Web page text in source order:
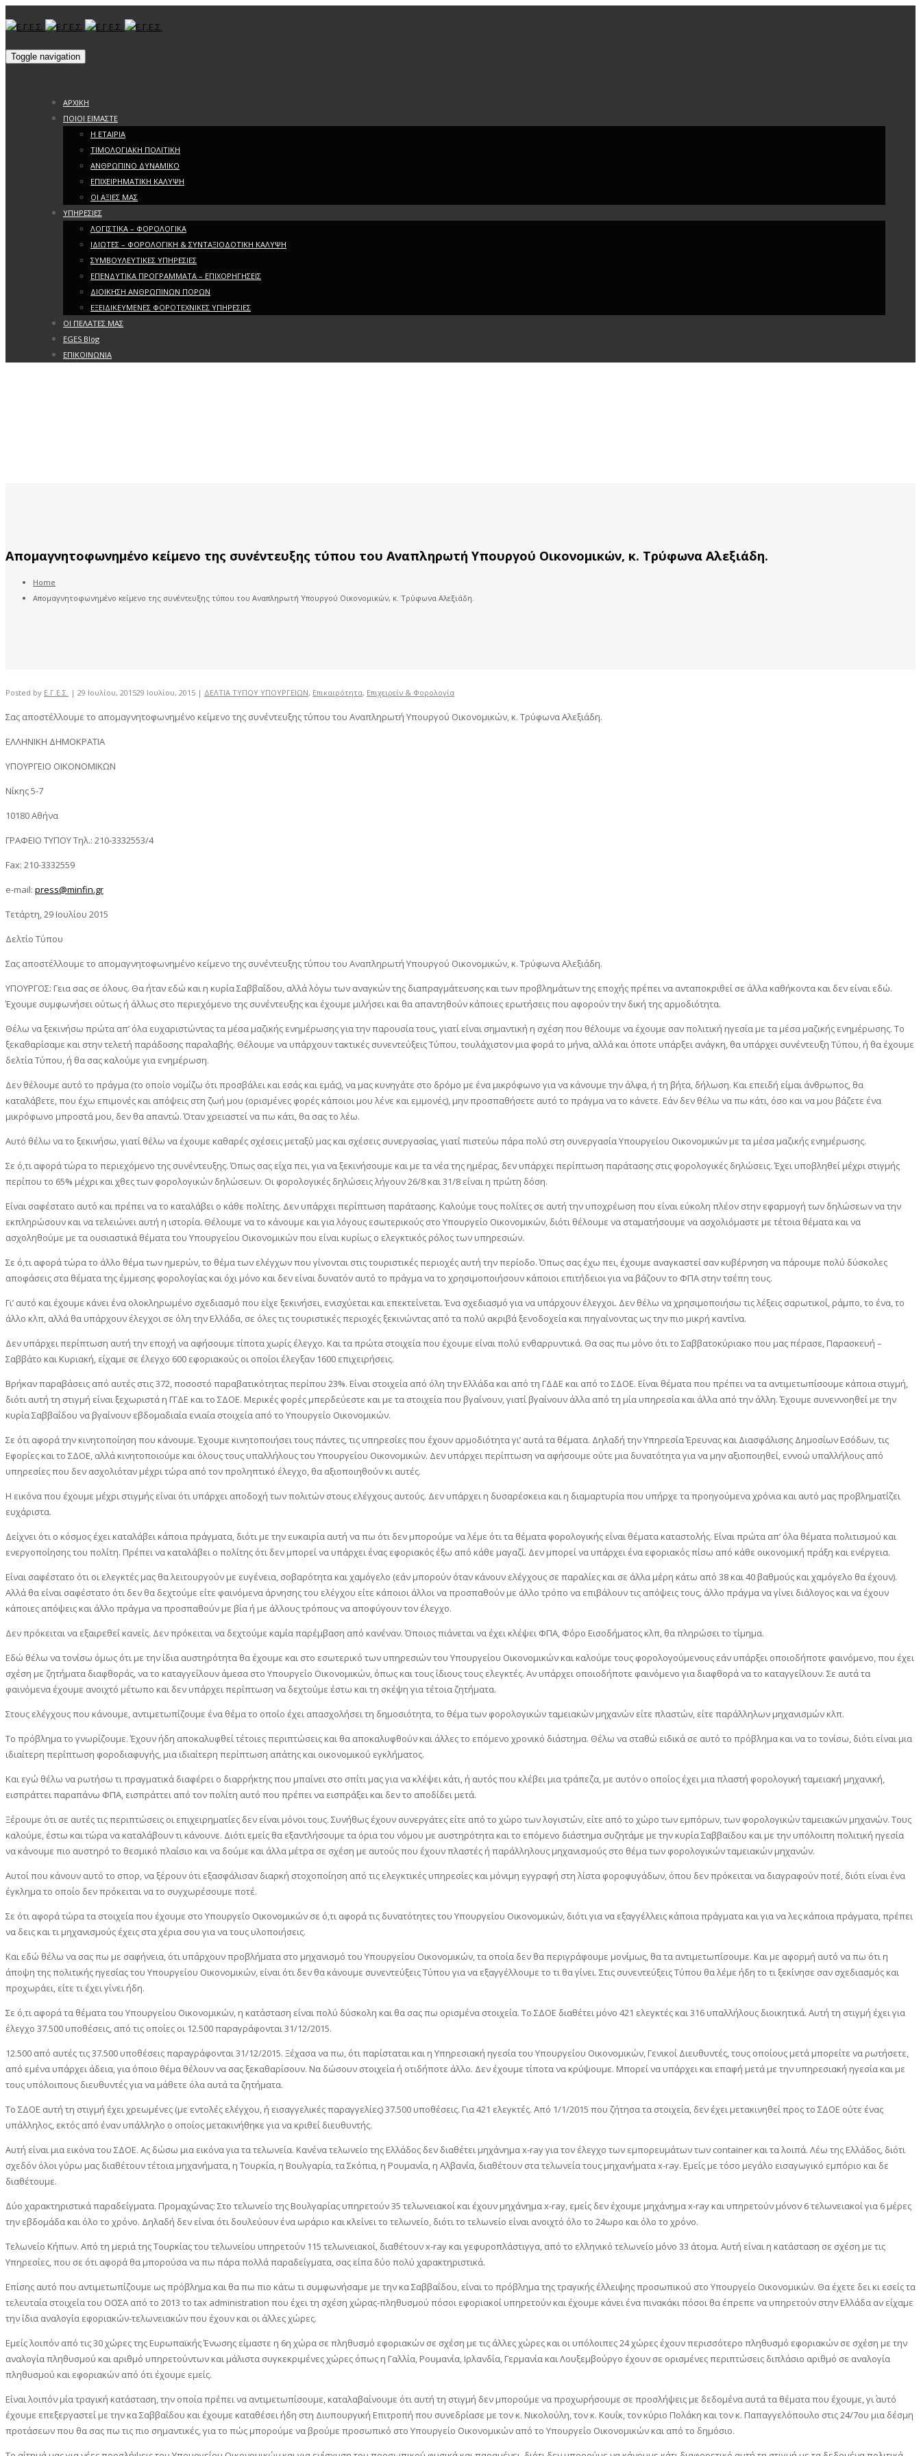
Toggle navigation
ΑΡΧΙΚΗ
ΠΟΙΟΙ ΕΙΜΑΣΤΕ
Η ΕΤΑΙΡΙΑ
ΤΙΜΟΛΟΓΙΑΚΗ ΠΟΛΙΤΙΚΗ
ΑΝΘΡΩΠΙΝΟ ΔΥΝΑΜΙΚΟ
ΕΠΙΧΕΙΡΗΜΑΤΙΚΗ ΚΑΛΥΨΗ
ΟΙ ΑΞΙΕΣ ΜΑΣ
ΥΠΗΡΕΣΙΕΣ
ΛΟΓΙΣΤΙΚΑ – ΦΟΡΟΛΟΓΙΚΑ
ΙΔΙΩΤΕΣ – ΦΟΡΟΛΟΓΙΚΗ & ΣΥΝΤΑΞΙΟΔΟΤΙΚΗ ΚΑΛΥΨΗ
ΣΥΜΒΟΥΛΕΥΤΙΚΕΣ ΥΠΗΡΕΣΙΕΣ
ΕΠΕΝΔΥΤΙΚΑ ΠΡΟΓΡΑΜΜΑΤΑ – ΕΠΙΧΟΡΗΓΗΣΕΙΣ
ΔΙΟΙΚΗΣΗ ΑΝΘΡΩΠΙΝΩΝ ΠΟΡΩΝ
ΕΞΕΙΔΙΚΕΥΜΕΝΕΣ ΦΟΡΟΤΕΧΝΙΚΕΣ ΥΠΗΡΕΣΙΕΣ
ΟΙ ΠΕΛΑΤΕΣ ΜΑΣ
EGES Blog
ΕΠΙΚΟΙΝΩΝΙΑ
Απομαγνητοφωνημένο κείμενο της συνέντευξης τύπου του Αναπληρωτή Υπουργού Οικονομικών, κ. Τρύφωνα Αλεξιάδη.
Home
Απομαγνητοφωνημένο κείμενο της συνέντευξης τύπου του Αναπληρωτή Υπουργού Οικονομικών, κ. Τρύφωνα Αλεξιάδη.
Posted by Ε.Γ.Ε.Σ. | 29 Ιουλίου, 201529 Ιουλίου, 2015 | ΔΕΛΤΙΑ ΤΥΠΟΥ ΥΠΟΥΡΓΕΙΩΝ, Επικαιρότητα, Επιχειρείν & Φορολογία
Σας αποστέλλουμε το απομαγνητοφωνημένο κείμενο της συνέντευξης τύπου του Αναπληρωτή Υπουργού Οικονομικών, κ. Τρύφωνα Αλεξιάδη.
ΕΛΛΗΝΙΚΗ ΔΗΜΟΚΡΑΤΙΑ
ΥΠΟΥΡΓΕΙΟ ΟΙΚΟΝΟΜΙΚΩΝ
Νίκης 5-7
10180 Αθήνα
ΓΡΑΦΕΙΟ ΤΥΠΟΥ Tηλ.: 210-3332553/4
Fax: 210-3332559
e-mail: press@minfin.gr
Τετάρτη, 29 Ιουλίου 2015
Δελτίο Τύπου
Σας αποστέλλουμε το απομαγνητοφωνημένο κείμενο της συνέντευξης τύπου του Αναπληρωτή Υπουργού Οικονομικών, κ. Τρύφωνα Αλεξιάδη.
ΥΠΟΥΡΓΟΣ: Γεια σας σε όλους. Θα ήταν εδώ και η κυρία Σαββαΐδου, αλλά λόγω των αναγκών της διαπραγμάτευσης και των προβλημάτων της εποχής πρέπει να ανταποκριθεί σε άλλα καθήκοντα και δεν είναι εδώ.
Έχουμε συμφωνήσει ούτως ή άλλως στο περιεχόμενο της συνέντευξης και έχουμε μιλήσει και θα απαντηθούν κάποιες ερωτήσεις που αφορούν την δική της αρμοδιότητα.
Θέλω να ξεκινήσω πρώτα απ’ όλα ευχαριστώντας τα μέσα μαζικής ενημέρωσης για την παρουσία τους, γιατί είναι σημαντική η σχέση που θέλουμε να έχουμε σαν πολιτική ηγεσία με τα μέσα μαζικής ενημέρωσης. Το
ξεκαθαρίσαμε και στην τελετή παράδοσης παραλαβής. Θέλουμε να υπάρχουν τακτικές συνεντεύξεις Τύπου, τουλάχιστον μια φορά το μήνα, αλλά και όποτε υπάρξει ανάγκη, θα υπάρχει συνέντευξη Τύπου, ή θα έχουμε
δελτία Τύπου, ή θα σας καλούμε για ενημέρωση.
Δεν θέλουμε αυτό το πράγμα (το οποίο νομίζω ότι προσβάλει και εσάς και εμάς), να μας κυνηγάτε στο δρόμο με ένα μικρόφωνο για να κάνουμε την άλφα, ή τη βήτα, δήλωση. Και επειδή είμαι άνθρωπος, θα
καταλάβετε, που έχω επιμονές και απόψεις στη ζωή μου (ορισμένες φορές κάποιοι μου λένε και εμμονές), μην προσπαθήσετε αυτό το πράγμα να το κάνετε. Εάν δεν θέλω να πω κάτι, όσο και να μου βάζετε ένα
μικρόφωνο μπροστά μου, δεν θα απαντώ. Όταν χρειαστεί να πω κάτι, θα σας το λέω.
Αυτό θέλω να το ξεκινήσω, γιατί θέλω να έχουμε καθαρές σχέσεις μεταξύ μας και σχέσεις συνεργασίας, γιατί πιστεύω πάρα πολύ στη συνεργασία Υπουργείου Οικονομικών με τα μέσα μαζικής ενημέρωσης.
Σε ό,τι αφορά τώρα το περιεχόμενο της συνέντευξης. Όπως σας είχα πει, για να ξεκινήσουμε και με τα νέα της ημέρας, δεν υπάρχει περίπτωση παράτασης στις φορολογικές δηλώσεις. Έχει υποβληθεί μέχρι στιγμής
περίπου το 65% μέχρι και χθες των φορολογικών δηλώσεων. Οι φορολογικές δηλώσεις λήγουν 26/8 και 31/8 είναι η πρώτη δόση.
Είναι σαφέστατο αυτό και πρέπει να το καταλάβει ο κάθε πολίτης. Δεν υπάρχει περίπτωση παράτασης. Καλούμε τους πολίτες σε αυτή την υποχρέωση που είναι εύκολη πλέον στην εφαρμογή των δηλώσεων να την
εκπληρώσουν και να τελειώνει αυτή η ιστορία. Θέλουμε να το κάνουμε και για λόγους εσωτερικούς στο Υπουργείο Οικονομικών, διότι θέλουμε να σταματήσουμε να ασχολιόμαστε με τέτοια θέματα και να
ασχοληθούμε με τα ουσιαστικά θέματα του Υπουργείου Οικονομικών που είναι κυρίως ο ελεγκτικός ρόλος των υπηρεσιών.
Σε ό,τι αφορά τώρα το άλλο θέμα των ημερών, το θέμα των ελέγχων που γίνονται στις τουριστικές περιοχές αυτή την περίοδο. Όπως σας έχω πει, έχουμε αναγκαστεί σαν κυβέρνηση να πάρουμε πολύ δύσκολες
αποφάσεις στα θέματα της έμμεσης φορολογίας και όχι μόνο και δεν είναι δυνατόν αυτό το πράγμα να το χρησιμοποιήσουν κάποιοι επιτήδειοι για να βάζουν το ΦΠΑ στην τσέπη τους.
Γι’ αυτό και έχουμε κάνει ένα ολοκληρωμένο σχεδιασμό που είχε ξεκινήσει, ενισχύεται και επεκτείνεται. Ένα σχεδιασμό για να υπάρχουν έλεγχοι. Δεν θέλω να χρησιμοποιήσω τις λέξεις σαρωτικοί, ράμπο, το ένα, το
άλλο κλπ, αλλά θα υπάρχουν έλεγχοι σε όλη την Ελλάδα, σε όλες τις τουριστικές περιοχές ξεκινώντας από τα πολύ ακριβά ξενοδοχεία και πηγαίνοντας ως την πιο μικρή καντίνα.
Δεν υπάρχει περίπτωση αυτή την εποχή να αφήσουμε τίποτα χωρίς έλεγχο. Και τα πρώτα στοιχεία που έχουμε είναι πολύ ενθαρρυντικά. Θα σας πω μόνο ότι το Σαββατοκύριακο που μας πέρασε, Παρασκευή –
Σαββάτο και Κυριακή, είχαμε σε έλεγχο 600 εφοριακούς οι οποίοι έλεγξαν 1600 επιχειρήσεις.
Βρήκαν παραβάσεις από αυτές στις 372, ποσοστό παραβατικότητας περίπου 23%. Είναι στοιχεία από όλη την Ελλάδα και από τη ΓΔΔΕ και από το ΣΔΟΕ. Είναι θέματα που πρέπει να τα αντιμετωπίσουμε κάποια στιγμή,
διότι αυτή τη στιγμή είναι ξεχωριστά η ΓΓΔΕ και το ΣΔΟΕ. Μερικές φορές μπερδεύεστε και με τα στοιχεία που βγαίνουν, γιατί βγαίνουν άλλα από τη μία υπηρεσία και άλλα από την άλλη. Έχουμε συνεννοηθεί με την
κυρία Σαββαΐδου να βγαίνουν εβδομαδιαία ενιαία στοιχεία από το Υπουργείο Οικονομικών.
Σε ότι αφορά την κινητοποίηση που κάνουμε. Έχουμε κινητοποιήσει τους πάντες, τις υπηρεσίες που έχουν αρμοδιότητα γι’ αυτά τα θέματα. Δηλαδή την Υπηρεσία Έρευνας και Διασφάλισης Δημοσίων Εσόδων, τις
Εφορίες και το ΣΔΟΕ, αλλά κινητοποιούμε και όλους τους υπαλλήλους του Υπουργείου Οικονομικών. Δεν υπάρχει περίπτωση να αφήσουμε ούτε μια δυνατότητα για να μην αξιοποιηθεί, εννοώ υπαλλήλους από
υπηρεσίες που δεν ασχολιόταν μέχρι τώρα από τον προληπτικό έλεγχο, θα αξιοποιηθούν κι αυτές.
Η εικόνα που έχουμε μέχρι στιγμής είναι ότι υπάρχει αποδοχή των πολιτών στους ελέγχους αυτούς. Δεν υπάρχει η δυσαρέσκεια και η διαμαρτυρία που υπήρχε τα προηγούμενα χρόνια και αυτό μας προβληματίζει
ευχάριστα.
Δείχνει ότι ο κόσμος έχει καταλάβει κάποια πράγματα, διότι με την ευκαιρία αυτή να πω ότι δεν μπορούμε να λέμε ότι τα θέματα φορολογικής είναι θέματα καταστολής. Είναι πρώτα απ’ όλα θέματα πολιτισμού και
ενεργοποίησης του πολίτη. Πρέπει να καταλάβει ο πολίτης ότι δεν μπορεί να υπάρχει ένας εφοριακός έξω από κάθε μαγαζί. Δεν μπορεί να υπάρχει ένα εφοριακός πίσω από κάθε οικονομική πράξη και ενέργεια.
Είναι σαφέστατο ότι οι ελεγκτές μας θα λειτουργούν με ευγένεια, σοβαρότητα και χαμόγελο (εάν μπορούν όταν κάνουν ελέγχους σε παραλίες και σε άλλα μέρη κάτω από 38 και 40 βαθμούς και χαμόγελο θα έχουν).
Αλλά θα είναι σαφέστατο ότι δεν θα δεχτούμε είτε φαινόμενα άρνησης του ελέγχου είτε κάποιοι άλλοι να προσπαθούν με άλλο τρόπο να επιβάλουν τις απόψεις τους, άλλο πράγμα να γίνει διάλογος και να έχουν
κάποιες απόψεις και άλλο πράγμα να προσπαθούν με βία ή με άλλους τρόπους να αποφύγουν τον έλεγχο.
Δεν πρόκειται να εξαιρεθεί κανείς. Δεν πρόκειται να δεχτούμε καμία παρέμβαση από κανέναν. Όποιος πιάνεται να έχει κλέψει ΦΠΑ, Φόρο Εισοδήματος κλπ, θα πληρώσει το τίμημα.
Εδώ θέλω να τονίσω όμως ότι με την ίδια αυστηρότητα θα έχουμε και στο εσωτερικό των υπηρεσιών του Υπουργείου Οικονομικών και καλούμε τους φορολογούμενους εάν υπάρξει οποιοδήποτε φαινόμενο, που έχει
σχέση με ζητήματα διαφθοράς, να το καταγγείλουν άμεσα στο Υπουργείο Οικονομικών, όπως και τους ίδιους τους ελεγκτές. Αν υπάρχει οποιοδήποτε φαινόμενο για διαφθορά να το καταγγείλουν. Σε αυτά τα
φαινόμενα έχουμε ανοιχτό μέτωπο και δεν υπάρχει περίπτωση να δεχτούμε έστω και τη σκέψη για τέτοια ζητήματα.
Στους ελέγχους που κάνουμε, αντιμετωπίζουμε ένα θέμα το οποίο έχει απασχολήσει τη δημοσιότητα, το θέμα των φορολογικών ταμειακών μηχανών είτε πλαστών, είτε παράλληλων μηχανισμών κλπ.
Το πρόβλημα το γνωρίζουμε. Έχουν ήδη αποκαλυφθεί τέτοιες περιπτώσεις και θα αποκαλυφθούν και άλλες το επόμενο χρονικό διάστημα. Θέλω να σταθώ ειδικά σε αυτό το πρόβλημα και να το τονίσω, διότι είναι μια
ιδιαίτερη περίπτωση φοροδιαφυγής, μια ιδιαίτερη περίπτωση απάτης και οικονομικού εγκλήματος.
Και εγώ θέλω να ρωτήσω τι πραγματικά διαφέρει ο διαρρήκτης που μπαίνει στο σπίτι μας για να κλέψει κάτι, ή αυτός που κλέβει μια τράπεζα, με αυτόν ο οποίος έχει μια πλαστή φορολογική ταμειακή μηχανική,
εισπράττει παραπάνω ΦΠΑ, εισπράττει από τον πολίτη αυτό που πρέπει να εισπράξει και δεν το αποδίδει μετά.
Ξέρουμε ότι σε αυτές τις περιπτώσεις οι επιχειρηματίες δεν είναι μόνοι τους. Συνήθως έχουν συνεργάτες είτε από το χώρο των λογιστών, είτε από το χώρο των εμπόρων, των φορολογικών ταμειακών μηχανών. Τους
καλούμε, έστω και τώρα να καταλάβουν τι κάνουνε. Διότι εμείς θα εξαντλήσουμε τα όρια του νόμου με αυστηρότητα και το επόμενο διάστημα συζητάμε με την κυρία Σαββαϊδου και με την υπόλοιπη πολιτική ηγεσία
να κάνουμε πιο αυστηρό το θεσμικό πλαίσιο και να δούμε και άλλα μέτρα σε σχέση με αυτούς που έχουν πλαστές ή παράλληλους μηχανισμούς στο θέμα των φορολογικών ταμειακών μηχανών.
Αυτοί που κάνουν αυτό το σπορ, να ξέρουν ότι εξασφάλισαν διαρκή στοχοποίηση από τις ελεγκτικές υπηρεσίες και μόνιμη εγγραφή στη λίστα φοροφυγάδων, όπου δεν πρόκειται να διαγραφούν ποτέ, διότι είναι ένα
έγκλημα το οποίο δεν πρόκειται να το συγχωρέσουμε ποτέ.
Σε ότι αφορά τώρα τα στοιχεία που έχουμε στο Υπουργείο Οικονομικών σε ό,τι αφορά τις δυνατότητες του Υπουργείου Οικονομικών, διότι για να εξαγγέλλεις κάποια πράγματα και για να λες κάποια πράγματα, πρέπει
να δεις και τι μηχανισμούς έχεις στα χέρια σου για να τους υλοποιήσεις.
Και εδώ θέλω να σας πω με σαφήνεια, ότι υπάρχουν προβλήματα στο μηχανισμό του Υπουργείου Οικονομικών, τα οποία δεν θα περιγράφουμε μονίμως, θα τα αντιμετωπίσουμε. Και με αφορμή αυτό να πω ότι η
άποψη της πολιτικής ηγεσίας του Υπουργείου Οικονομικών, είναι ότι δεν θα κάνουμε συνεντεύξεις Τύπου για να εξαγγέλλουμε το τι θα γίνει. Στις συνεντεύξεις Τύπου θα λέμε ήδη το τι ξεκίνησε σαν σχεδιασμός και
προχωράει, είτε τι έχει γίνει ήδη.
Σε ό,τι αφορά τα θέματα του Υπουργείου Οικονομικών, η κατάσταση είναι πολύ δύσκολη και θα σας πω ορισμένα στοιχεία. Το ΣΔΟΕ διαθέτει μόνο 421 ελεγκτές και 316 υπαλλήλους διοικητικά. Αυτή τη στιγμή έχει για
έλεγχο 37.500 υποθέσεις, από τις οποίες οι 12.500 παραγράφονται 31/12/2015.
12.500 από αυτές τις 37.500 υποθέσεις παραγράφονται 31/12/2015. Ξέχασα να πω, ότι παρίσταται και η Υπηρεσιακή ηγεσία του Υπουργείου Οικονομικών, Γενικοί Διευθυντές, τους οποίους μετά μπορείτε να ρωτήσετε,
από εμένα υπάρχει άδεια, για όποιο θέμα θέλουν να σας ξεκαθαρίσουν. Να δώσουν στοιχεία ή οτιδήποτε άλλο. Δεν έχουμε τίποτα να κρύψουμε. Μπορεί να υπάρχει και επαφή μετά με την υπηρεσιακή ηγεσία και με
τους υπόλοιπους διευθυντές για να μάθετε όλα αυτά τα ζητήματα.
Το ΣΔΟΕ αυτή τη στιγμή έχει χρεωμένες (με εντολές ελέγχου, ή εισαγγελικές παραγγελίες) 37.500 υποθέσεις. Για 421 ελεγκτές. Από 1/1/2015 που ζήτησα τα στοιχεία, δεν έχει μετακινηθεί προς το ΣΔΟΕ ούτε ένας
υπάλληλος, εκτός από έναν υπάλληλο ο οποίος μετακινήθηκε για να κριθεί διευθυντής.
Αυτή είναι μια εικόνα του ΣΔΟΕ. Ας δώσω μια εικόνα για τα τελωνεία. Κανένα τελωνείο της Ελλάδος δεν διαθέτει μηχάνημα x-ray για τον έλεγχο των εμπορευμάτων των container και τα λοιπά. Λέω της Ελλάδος, διότι
σχεδόν όλοι γύρω μας διαθέτουν τέτοια μηχανήματα, η Τουρκία, η Βουλγαρία, τα Σκόπια, η Ρουμανία, η Αλβανία, διαθέτουν στα τελωνεία τους μηχανήματα x-ray. Εμείς με τόσο μεγάλο εισαγωγικό εμπόριο και δε
διαθέτουμε.
Δύο χαρακτηριστικά παραδείγματα. Προμαχώνας: Στο τελωνείο της Βουλγαρίας υπηρετούν 35 τελωνειακοί και έχουν μηχάνημα x-ray, εμείς δεν έχουμε μηχάνημα x-ray και υπηρετούν μόνον 6 τελωνειακοί για 6 μέρες
την εβδομάδα και όλο το χρόνο. Δηλαδή δεν είναι ότι δουλεύουν ένα ωράριο και κλείνει το τελωνείο, διότι το τελωνείο είναι ανοιχτό όλο το 24ωρο και όλο το χρόνο.
Τελωνείο Κήπων. Από τη μεριά της Τουρκίας του τελωνείου υπηρετούν 115 τελωνειακοί, διαθέτουν x-ray και γεφυροπλάστιγγα, από το ελληνικό τελωνείο μόνο 33 άτομα. Αυτή είναι η κατάσταση σε σχέση με τις
Υπηρεσίες, που σε ότι αφορά θα μπορούσα να πω πάρα πολλά παραδείγματα, σας είπα δύο πολύ χαρακτηριστικά.
Επίσης αυτό που αντιμετωπίζουμε ως πρόβλημα και θα πω πιο κάτω τι συμφωνήσαμε με την κα Σαββαΐδου, είναι το πρόβλημα της τραγικής έλλειψης προσωπικού στο Υπουργείο Οικονομικών. Θα έχετε δει κι εσείς τα
τελευταία στοιχεία του ΟΟΣΑ από το 2013 το tax administration που έχει τη σχέση χώρας-πληθυσμού πόσοι εφοριακοί υπηρετούν και έχουμε κάνει ένα πινακάκι πόσοι θα έπρεπε να υπηρετούν στην Ελλάδα αν είχαμε
την ίδια αναλογία εφοριακών-τελωνειακών που έχουν και οι άλλες χώρες.
Εμείς λοιπόν από τις 30 χώρες της Ευρωπαϊκής Ένωσης είμαστε η 6η χώρα σε πληθυσμό εφοριακών σε σχέση με τις άλλες χώρες και οι υπόλοιπες 24 χώρες έχουν περισσότερο πληθυσμό εφοριακών σε σχέση με την
αναλογία πληθυσμού και αριθμό υπηρετούντων και μάλιστα συγκεκριμένες χώρες όπως η Γαλλία, Ρουμανία, Ιρλανδία, Γερμανία και Λουξεμβούργο έχουν σε ορισμένες περιπτώσεις διπλάσιο αριθμό σε αναλογία
πληθυσμού και εφοριακών από ότι έχουμε εμείς.
Είναι λοιπόν μία τραγική κατάσταση, την οποία πρέπει να αντιμετωπίσουμε, καταλαβαίνουμε ότι αυτή τη στιγμή δεν μπορούμε να προχωρήσουμε σε προσλήψεις με δεδομένα αυτά τα θέματα που έχουμε, γι΄ αυτό
έχουμε επεξεργαστεί με την κα Σαββαΐδου και έχουμε καταθέσει ήδη στη Διυπουργική Επιτροπή που συνεδρίασε με τον κ. Νικολούλη, τον κ. Κουΐκ, τον κύριο Πολάκη και τον κ. Παπαγγελόπουλο στις 24/7ου μια δέσμη
προτάσεων που θα σας πω τις πιο σημαντικές, για το πώς μπορούμε να βρούμε προσωπικό στο Υπουργείο Οικονομικών από το Υπουργείο Οικονομικών και από το δημόσιο.